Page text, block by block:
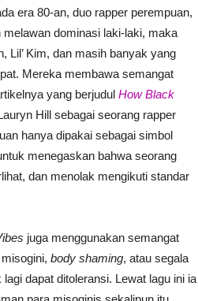
era 80-an, duo rapper perempuan,
melawan dominasi laki-laki, maka
Lil’ Kim, dan masih banyak yang
Mereka membawa semangat
yang berjudul How Black
Hill sebagai seorang rapper
hanya dipakai sebagai simbol
menegaskan bahwa seorang
dan menolak mengikuti standar
juga menggunakan semangat
body shaming, atau segala
dapat ditoleransi. Lewat lagu ini ia